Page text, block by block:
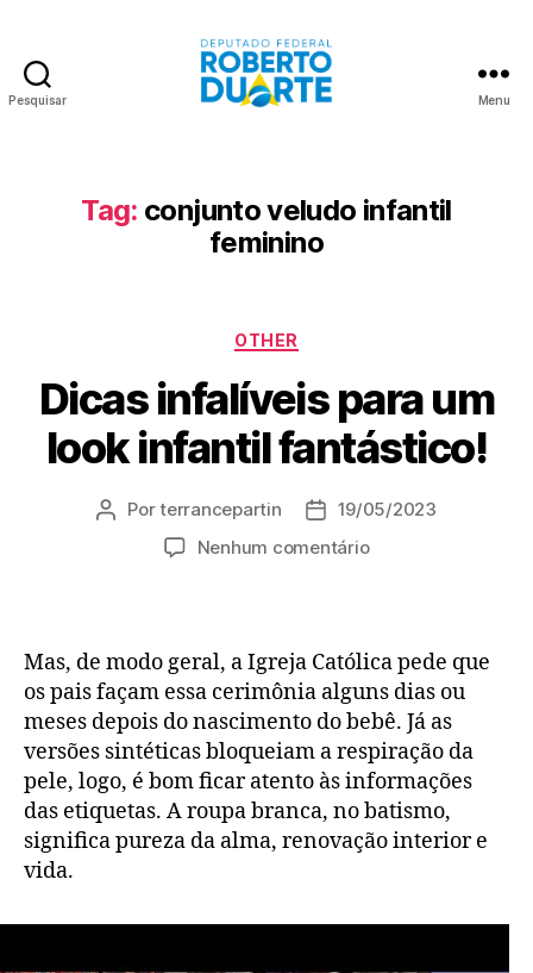
Pesquisar Menu
Tag: conjunto veludo infantil
feminino
Categorias
OTHER
Dicas infalíveis para um
look infantil fantástico!
Autor
Porterrancepartin
Data
de
19/05/2023
Nenhum comentárioem
look
infantil
fantástico!
Mas, de modo geral, a Igreja Católica pede que
os pais façam essa cerimônia alguns dias ou
meses depois do nascimento do bebê. Já as
versões sintéticas bloqueiam a respiração da
pele, logo, é bom ficar atento às informações
das etiquetas. A roupa branca, no batismo,
significa pureza da alma, renovação interior e
vida.